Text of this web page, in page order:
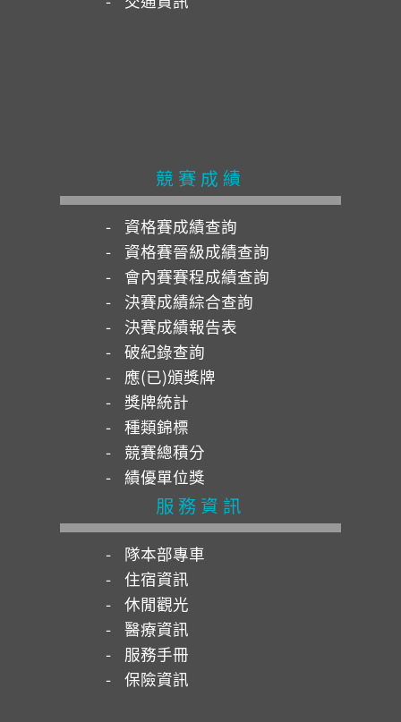
競賽成績
資格賽成績查詢
資格賽晉級成績查詢
會內賽賽程成績查詢
決賽成績綜合查詢
決賽成績報告表
破紀錄查詢
應(已)頒獎牌
獎牌統計
種類錦標
競賽總積分
績優單位獎
服務資訊
隊本部專車
住宿資訊
休閒觀光
醫療資訊
服務手冊
保險資訊